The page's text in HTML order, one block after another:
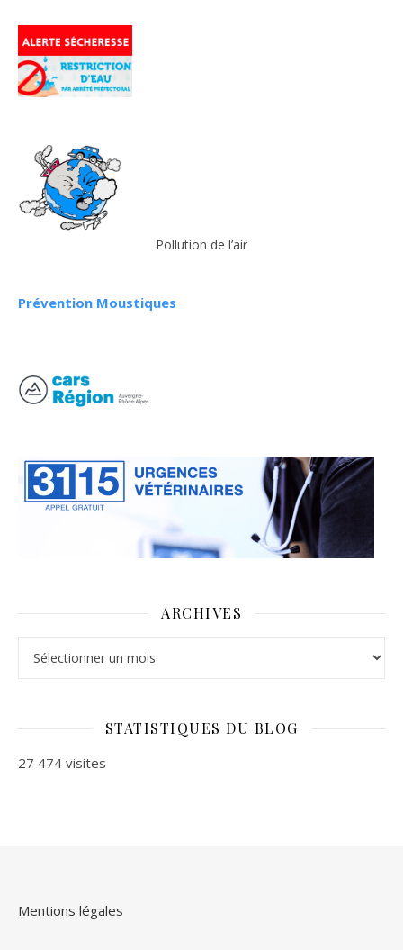
Pollution de l’air
Prévention Moustiques
ARCHIVES
STATISTIQUES DU BLOG
27 474 visites
Mentions légales